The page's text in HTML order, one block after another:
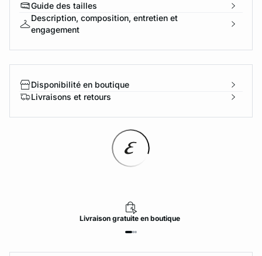
Guide des tailles
Description, composition, entretien et
engagement
Disponibilité en boutique
Livraisons et retours
Livraisongratuiteen boutique